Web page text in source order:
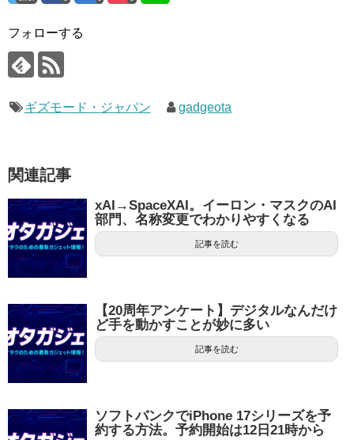
フォローする
ギズモード・ジャパン gadgeota
関連記事
xAI→SpaceXAI。イーロン・マスクのAI
部門、名称変更でわかりやすくなる
記事を読む
【20周年アンケート】デジタルなんだけ
ど手を動かすことが妙に多い
記事を読む
ソフトバンクでiPhone 17シリーズを予
約する方法。予約開始は12日21時から